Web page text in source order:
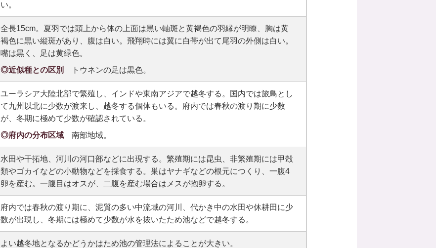
い。
全長15cm。夏羽では頭上から体の上面は黒い軸斑と黄褐色の羽縁が明瞭、胸は黄
褐色に黒い縦斑があり、腹は白い。飛翔時には翼に白帯が出て尾羽の外側は白い。
嘴は黒く、足は黄緑色。
◎近似種との区別
トウネンの足は黒色。
ユーラシア大陸北部で繁殖し、インドや東南アジアで越冬する。国内では旅鳥とし
て九州以北に少数が渡来し、越冬する個体もいる。府内では春秋の渡り期に少数
が、冬期に極めて少数が確認されている。
◎府内の分布区域 南部地域。
水田や干拓地、河川の河口部などに出現する。繁殖期には昆虫、非繁殖期には甲殻
類やゴカイなどの小動物などを採食する。巣はヤナギなどの根元につくり、一腹4
卵を産む。一腹目はオスが、二腹を産む場合はメスが抱卵する。
府内では春秋の渡り期に、泥質の多い中流域の河川、代かき中の水田や休耕田に少
数が出現し、冬期には極めて少数が水を抜いたため池などで越冬する。
よい越冬地となるかどうかはため池の管理法によることが大きい。